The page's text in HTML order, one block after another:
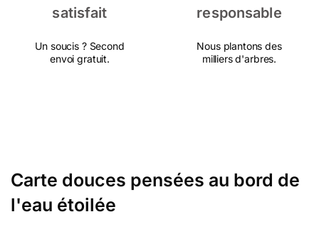
satisfait
Un soucis ? Second
envoi gratuit.
responsable
Nous plantons des
milliers d'arbres.
Carte douces pensées au bord de
l'eau étoilée